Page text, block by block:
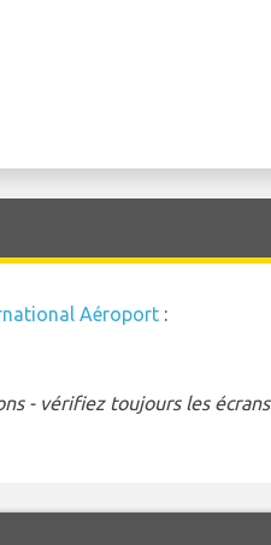
Aéroport :
- vérifiez toujours les écrans